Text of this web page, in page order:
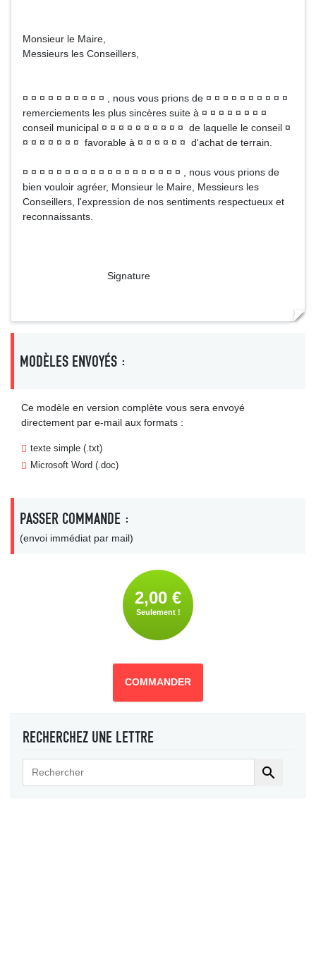
Monsieur le Maire,
Messieurs les Conseillers,
¤ ¤ ¤ ¤ ¤ ¤ ¤ ¤ ¤ ¤ , nous vous prions de ¤ ¤ ¤ ¤ ¤ ¤ ¤ ¤ ¤ ¤
remerciements les plus sincères suite à ¤ ¤ ¤ ¤ ¤ ¤ ¤ ¤
conseil municipal ¤ ¤ ¤ ¤ ¤ ¤ ¤ ¤ ¤ ¤ de laquelle le conseil ¤
¤ ¤ ¤ ¤ ¤ ¤ ¤ favorable à ¤ ¤ ¤ ¤ ¤ ¤ d'achat de terrain.
¤ ¤ ¤ ¤ ¤ ¤ ¤ ¤ ¤ ¤ ¤ ¤ ¤ ¤ ¤ ¤ ¤ ¤ ¤ , nous vous prions de
bien vouloir agréer, Monsieur le Maire, Messieurs les
Conseillers, l'expression de nos sentiments respectueux et
reconnaissants.
Signature
MODÈLES ENVOYÉS :
Ce modèle en version complète vous sera envoyé
directement par e-mail aux formats :
texte simple (.txt)
Microsoft Word (.doc)
PASSER COMMANDE :
(envoi immédiat par mail)
2,00 €
Seulement !
COMMANDER
RECHERCHEZ UNE LETTRE
